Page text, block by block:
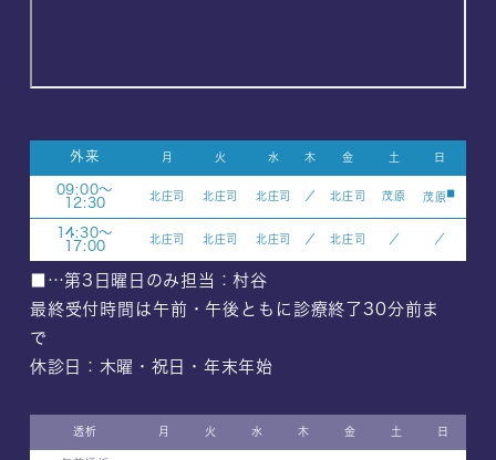
外来 月 火 水 木 金 土 日
09:00～
12:30
北庄司 北庄司 北庄司 ／ 北庄司 茂原 茂原
14:30～
17:00
北庄司 北庄司 北庄司 ／ 北庄司 ／ ／
■…第3日曜日のみ担当：村谷
最終受付時間は午前・午後ともに診療終了30分前ま
で
休診日：木曜・祝日・年末年始
透析 月 火 水 木 金 土 日